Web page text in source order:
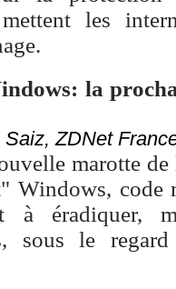
les
la
ZDNet
marotte
Windows, code
à éradiquer,
sous le